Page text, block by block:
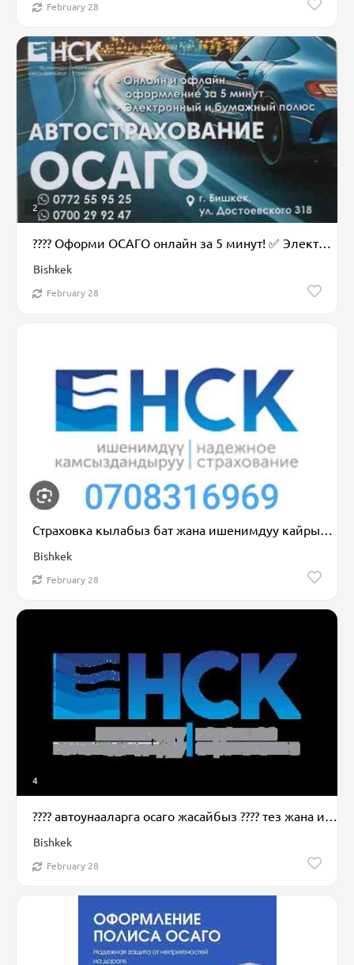
February 28
2
???? Оформи ОСАГО онлайн за 5 минут! ✅ Электронный полис сразу на телефон
Bishkek
February 28
Bishkek
February 28
4
Bishkek
February 28